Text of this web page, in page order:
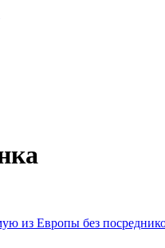
из Европы без